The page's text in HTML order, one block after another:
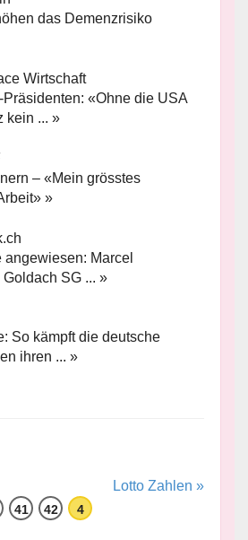
das Demenzrisiko
Präsidenten: «Ohne die USA
kein ... »
– «Mein grösstes
»
Marcel
SG ... »
So kämpft die deutsche
ihren ... »
Lotto Zahlen »
41 42 4